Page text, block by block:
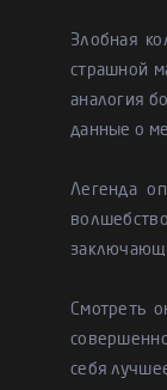
Злобная
страшной
аналогия
данные о
Легенда
Смотреть
себя